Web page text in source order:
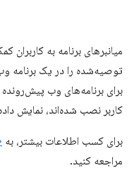
میانبرهای برنامه به
توصیه‌شده را در یک برنامه
برای برنامه‌های وب
کاربر نصب شده‌اند، نمایش
برای کسب اطلاعات بیشتر، به
مراجعه کنید.